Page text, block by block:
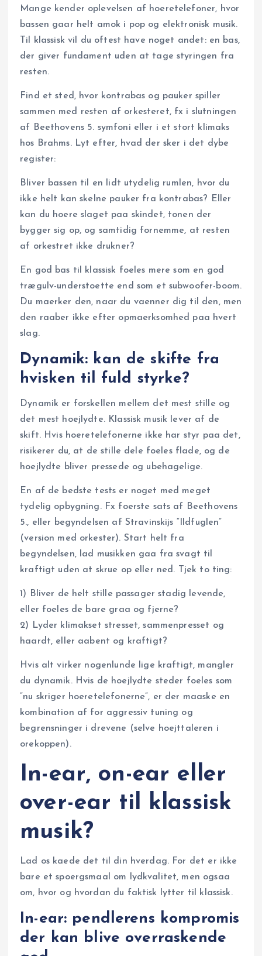
Mange kender oplevelsen af hoeretelefoner, hvor
bassen gaar helt amok i pop og elektronisk musik.
Til klassisk vil du oftest have noget andet: en bas,
der giver fundament uden at tage styringen fra
resten.
Find et sted, hvor kontrabas og pauker spiller
sammen med resten af orkesteret, fx i slutningen
af Beethovens 5. symfoni eller i et stort klimaks
hos Brahms. Lyt efter, hvad der sker i det dybe
register:
Bliver bassen til en lidt utydelig rumlen, hvor du
ikke helt kan skelne pauker fra kontrabas? Eller
kan du hoere slaget paa skindet, tonen der
bygger sig op, og samtidig fornemme, at resten
af orkestret ikke drukner?
En god bas til klassisk foeles mere som en god
trægulv-understoette end som et subwoofer-boom.
Du maerker den, naar du vaenner dig til den, men
den raaber ikke efter opmaerksomhed paa hvert
slag.
Dynamik: kan de skifte fra
hvisken til fuld styrke?
Dynamik er forskellen mellem det mest stille og
det mest hoejlydte. Klassisk musik lever af de
skift. Hvis hoeretelefonerne ikke har styr paa det,
risikerer du, at de stille dele foeles flade, og de
hoejlydte bliver pressede og ubehagelige.
En af de bedste tests er noget med meget
tydelig opbygning. Fx foerste sats af Beethovens
5., eller begyndelsen af Stravinskijs “Ildfuglen”
(version med orkester). Start helt fra
begyndelsen, lad musikken gaa fra svagt til
kraftigt uden at skrue op eller ned. Tjek to ting:
1) Bliver de helt stille passager stadig levende,
eller foeles de bare graa og fjerne?
2) Lyder klimakset stresset, sammenpresset og
haardt, eller aabent og kraftigt?
Hvis alt virker nogenlunde lige kraftigt, mangler
du dynamik. Hvis de hoejlydte steder foeles som
“nu skriger hoeretelefonerne”, er der maaske en
kombination af for aggressiv tuning og
begrensninger i drevene (selve hoejttaleren i
orekoppen).
In-ear, on-ear eller
over-ear til klassisk
musik?
Lad os kaede det til din hverdag. For det er ikke
bare et spoergsmaal om lydkvalitet, men ogsaa
om, hvor og hvordan du faktisk lytter til klassisk.
In-ear: pendlerens kompromis
der kan blive overraskende